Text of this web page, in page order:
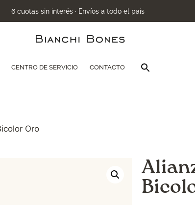
6 cuotas sin interés · Envíos a todo el país
CENTRO DE SERVICIO CONTACTO
Oro